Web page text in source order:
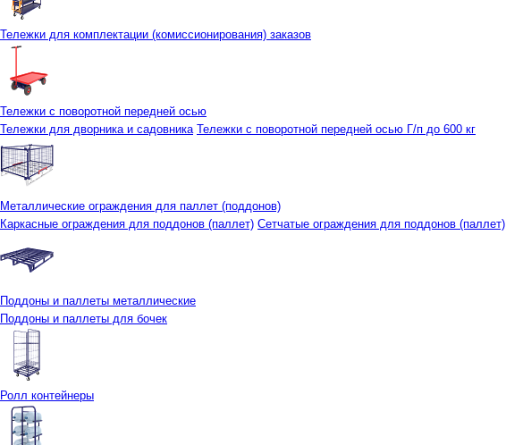
Тележки для комплектации (комиссионирования) заказов
Тележки с поворотной передней осью
Тележки для дворника и садовника Тележки с поворотной передней осью Г/п до 600 кг
Металлические ограждения для паллет (поддонов)
Каркасные ограждения для поддонов (паллет) Сетчатые ограждения для поддонов (паллет)
Поддоны и паллеты металлические
Поддоны и паллеты для бочек
Ролл контейнеры